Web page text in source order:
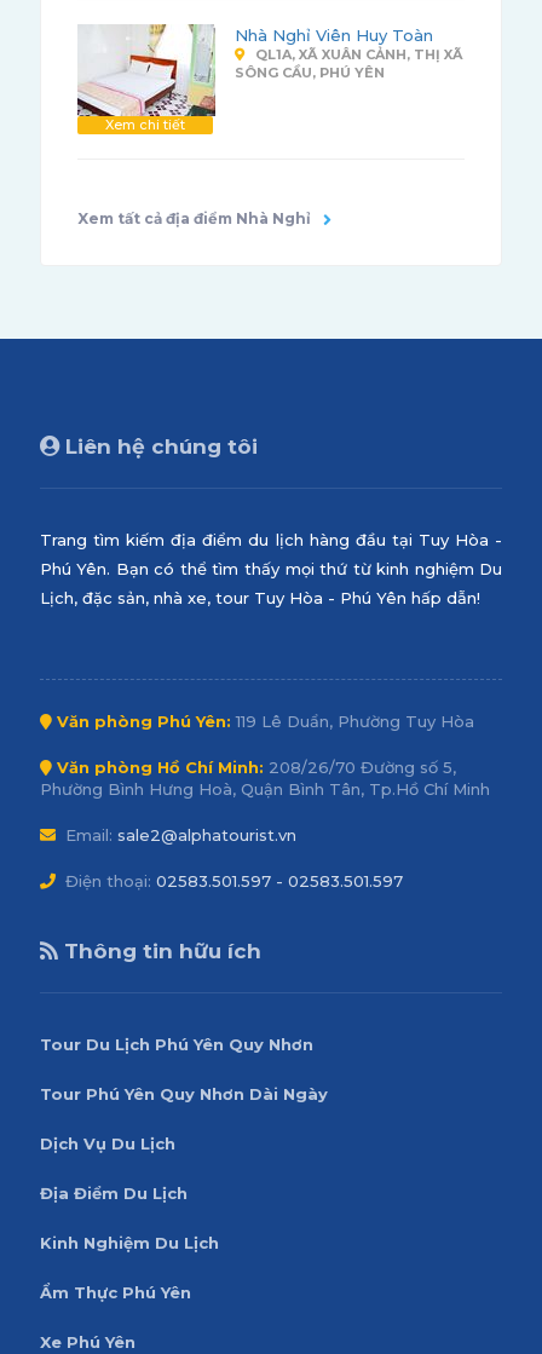
Xem chi tiết
Nhà Nghỉ Viên Huy Toàn
QL1A, XÃ XUÂN CẢNH, THỊ XÃ
SÔNG CẦU, PHÚ YÊN
Xem tất cả địa điểm Nhà Nghỉ
Liên hệ chúng tôi
Trang tìm kiếm địa điểm du lịch hàng đầu tại Tuy Hòa -
Phú Yên. Bạn có thể tìm thấy mọi thứ từ kinh nghiệm Du
Lịch, đặc sản, nhà xe, tour Tuy Hòa - Phú Yên hấp dẫn!
Văn phòng Phú Yên: 119 Lê Duẩn, Phường Tuy Hòa
Văn phòng Hồ Chí Minh: 208/26/70 Đường số 5,
Phường Bình Hưng Hoà, Quận Bình Tân, Tp.Hồ Chí Minh
Email: sale2@alphatourist.vn
Điện thoại: 02583.501.597 - 02583.501.597
Thông tin hữu ích
Tour Du Lịch Phú Yên Quy Nhơn
Tour Phú Yên Quy Nhơn Dài Ngày
Dịch Vụ Du Lịch
Địa Điểm Du Lịch
Kinh Nghiệm Du Lịch
Ẩm Thực Phú Yên
Xe Phú Yên